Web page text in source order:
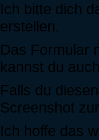
Ich bitte dich
erstellen.
Das Formular
kannst du
Falls du
Screenshot
Ich hoffe das